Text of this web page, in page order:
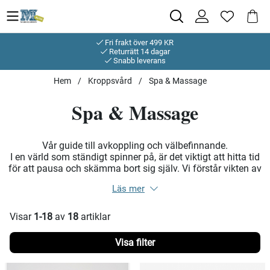
Fri frakt över 499 KR
Returrätt 14 dagar
Snabb leverans
Hem Kroppsvård Spa & Massage
Spa & Massage
Vår guide till avkoppling och välbefinnande.
I en värld som ständigt spinner på, är det viktigt att hitta tid
för att pausa och skämma bort sig själv. Vi förstår vikten av
helande oas. Utforska våra tips för att skapa en underbar
och återhämtning.
Skapa en atmosfär av lugn och ro
Att skapa din egen spaupplevelse hemma börjar med
Visar 1-18 av 18 artiklar
Filtrera